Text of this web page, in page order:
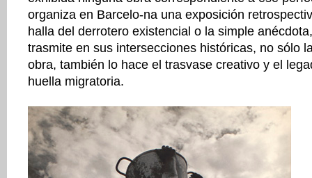
organiza en Barcelo-na una exposición
halla del derrotero existencial o la simple
trasmite en sus intersecciones históricas, no sólo
obra, también lo hace el trasvase creativo y el
huella migratoria.